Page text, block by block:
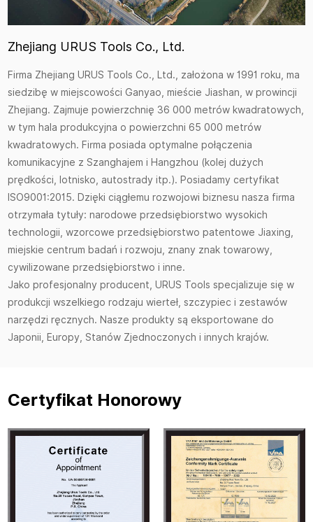
Zhejiang URUS Tools Co., Ltd.
Firma Zhejiang URUS Tools Co., Ltd., założona w 1991 roku, ma
siedzibę w miejscowości Ganyao, mieście Jiashan, w prowincji
Zhejiang. Zajmuje powierzchnię 36 000 metrów kwadratowych,
w tym hala produkcyjna o powierzchni 65 000 metrów
kwadratowych. Firma posiada optymalne połączenia
komunikacyjne z Szanghajem i Hangzhou (kolej dużych
prędkości, lotnisko, autostrady itp.). Posiadamy certyfikat
ISO9001:2015. Dzięki ciągłemu rozwojowi biznesu nasza firma
otrzymała tytuły: narodowe przedsiębiorstwo wysokich
technologii, wzorcowe przedsiębiorstwo patentowe Jiaxing,
miejskie centrum badań i rozwoju, znany znak towarowy,
cywilizowane przedsiębiorstwo i inne.
Jako profesjonalny producent, URUS Tools specjalizuje się w
produkcji wszelkiego rodzaju wierteł, szczypiec i zestawów
narzędzi ręcznych. Nasze produkty są eksportowane do
Japonii, Europy, Stanów Zjednoczonych i innych krajów.
Certyfikat Honorowy